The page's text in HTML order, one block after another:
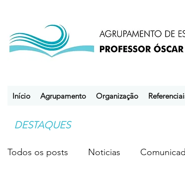
Início Agrupamento Organização
DESTAQUES
Todos os posts Noticias